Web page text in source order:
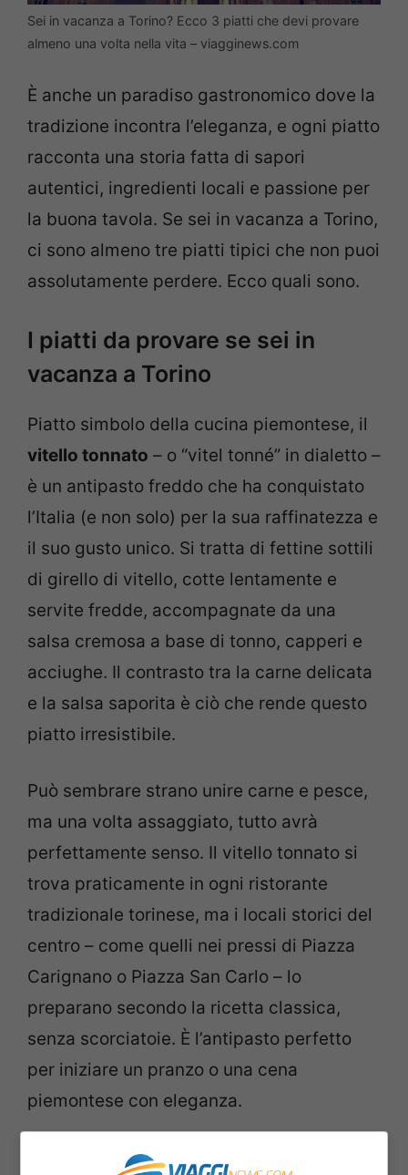
Sei in vacanza a Torino? Ecco 3 piatti che devi provare
almeno una volta nella vita – viagginews.com
È anche un paradiso gastronomico dove la
tradizione incontra l’eleganza, e ogni piatto
racconta una storia fatta di sapori
autentici, ingredienti locali e passione per
la buona tavola. Se sei in vacanza a Torino,
ci sono almeno tre piatti tipici che non puoi
assolutamente perdere. Ecco quali sono.
I piatti da provare se sei in
vacanza a Torino
Piatto simbolo della cucina piemontese, il
vitello tonnato – o “vitel tonné” in dialetto –
è un antipasto freddo che ha conquistato
l’Italia (e non solo) per la sua raffinatezza e
il suo gusto unico. Si tratta di fettine sottili
di girello di vitello, cotte lentamente e
servite fredde, accompagnate da una
salsa cremosa a base di tonno, capperi e
acciughe. Il contrasto tra la carne delicata
e la salsa saporita è ciò che rende questo
piatto irresistibile.
Può sembrare strano unire carne e pesce,
ma una volta assaggiato, tutto avrà
perfettamente senso. Il vitello tonnato si
trova praticamente in ogni ristorante
tradizionale torinese, ma i locali storici del
centro – come quelli nei pressi di Piazza
Carignano o Piazza San Carlo – lo
preparano secondo la ricetta classica,
senza scorciatoie. È l’antipasto perfetto
per iniziare un pranzo o una cena
piemontese con eleganza.